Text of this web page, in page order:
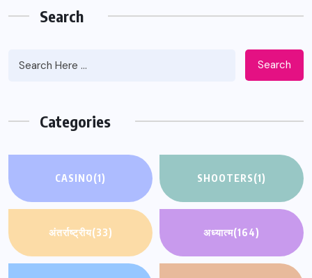
Search
Search
Categories
CASINO(1) SHOOTERS(1)
अंतर्राष्ट्रीय(33) अध्यात्म(164)